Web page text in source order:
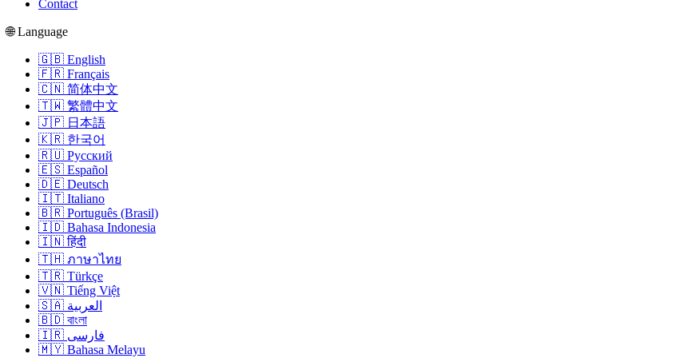
Contact
🌐 Language
🇬🇧 English
🇫🇷 Français
🇨🇳 简体中文
🇹🇼 繁體中文
🇯🇵 日本語
🇰🇷 한국어
🇷🇺 Русский
🇪🇸 Español
🇩🇪 Deutsch
🇮🇹 Italiano
🇧🇷 Português (Brasil)
🇮🇩 Bahasa Indonesia
🇮🇳 हिंदी
🇹🇭 ภาษาไทย
🇹🇷 Türkçe
🇻🇳 Tiếng Việt
🇸🇦 العربية
🇧🇩 বাংলা
🇮🇷 فارسی
🇲🇾 Bahasa Melayu